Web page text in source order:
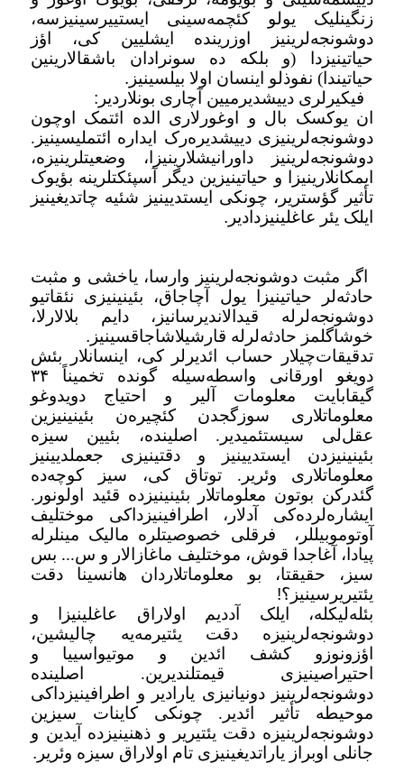
زنگینلیک یولو کئچمه‌سینی ایستییرسینیزسه،
دوشونجه‌لرینیز اوزرینده ایشلیین کی، اؤز
حیاتینیزدا (و بلکه ده سونرادان باشقالارینین
حیاتیندا) نفوذلو اینسان اولا بیلسینیز .
فیکیرلری دییشدیرمیین آچاری بونلاردیر :
ان یوکسک بال و اوغورلاری الده ائتمک اوچون
دوشونجه‌لرینیزی دییشدیره‌رک ایداره ائتملیسینیز.
دوشونجه‌لرینیز داورانیشلارینیزا، وضعیتلرینیزه،
ایمکانلارینیزا و حیاتینیزین دیگر آسپئکتلرینه بؤیوک
تأثیر گؤستریر، چونکی ایستدیینیز شئیه چاتدیغینیز
ایلک یئر عاغلینیزدادیر .
اگر مثبت دوشونجه‌لرینیز وارسا، یاخشی و مثبت
حادثه‌لر حیاتینیزا یول آچاجاق، بئینینیزی نئقاتیو
دوشونجه‌لرله قیدالاندیرسانیز، دایم بلالارلا،
خوشاگلمز حادثه‌لرله قارشیلاشاجاقسینیز .
تدقیقات‌چیلار حساب ائدیرلر کی، اینسانلار بئش
دویغو اورقانی واسطه‌سیله گونده تخمیناً ۳۴
گیقابایت معلومات آلیر و احتیاج دویدوغو
معلوماتلاری سوزگجدن کئچیره‌ن بئینینیزین
عقل‌لی سیستئمیدیر. اصلینده، بئیین سیزه
بئینینیزدن ایستدیینیز و دقتینیزی جعملدیینیز
معلوماتلاری وئریر. توتاق کی، سیز کوچه‌ده
گئدرکن بوتون معلوماتلار بئینینیزده قئید اولونور.
ایشاره‌لرده‌کی آدلار، اطرافینیزداکی موختلیف
آوتوموبیللر،
فرقلی خصوصیتلره مالیک مینلرله
پیادا، آغاجدا قوش، موختلیف ماغازالار و س... بس
سیز، حقیقتا، بو معلوماتلاردان هانسینا دقت
یئتیریرسینیز؟!
بئله‌لیکله، ایلک آددیم اولاراق عاغلینیزا و
دوشونجه‌لرینیزه دقت یئتیرمه‌یه چالیشین،
اؤزونوزو کشف ائدین و موتیواسییا و
احتیراصینیزی قیمتلندیرین. اصلینده
دوشونجه‌لرینیز دونیانیزی یارادیر و اطرافینیزداکی
موحیطه تأثیر ائدیر. چونکی کاینات سیزین
دوشونجه‌لرینیزه دقت یئتیریر و ذهنینیزده آیدین و
جانلی اوبراز یاراتدیغینیزی تام اولاراق سیزه وئریر .